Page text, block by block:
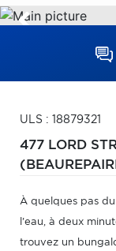
ULS : 18879321
477 LORD
À quelques pas
l'eau, à deux
trouvez un